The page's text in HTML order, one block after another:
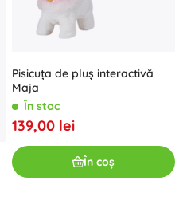
Pisicuța de pluș interactivă
Maja
În stoc
139,00 lei
În coș